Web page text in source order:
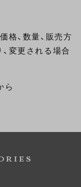
格、数量、販売方
変更される場合
ら